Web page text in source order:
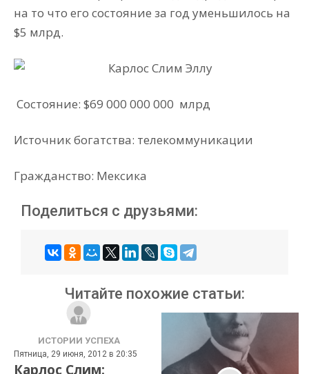
на то что его состояние за год уменьшилось на
$5 млрд.
Состояние: $69 000 000 000 млрд
Источник богатства: телекоммуникации
Гражданство: Мексика
Поделиться с друзьями:
Читайте похожие статьи:
ИСТОРИИ УСПЕХА
Пятница, 29 июня, 2012 в 20:35
Карлос Слим: